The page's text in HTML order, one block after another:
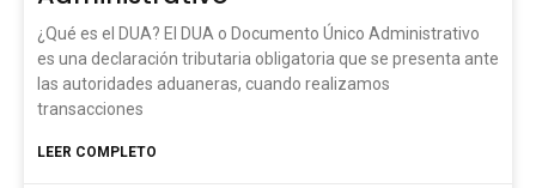
¿Qué es el DUA? El DUA o Documento Único Administrativo
es una declaración tributaria obligatoria que se presenta ante
las autoridades aduaneras, cuando realizamos
transacciones
LEER COMPLETO